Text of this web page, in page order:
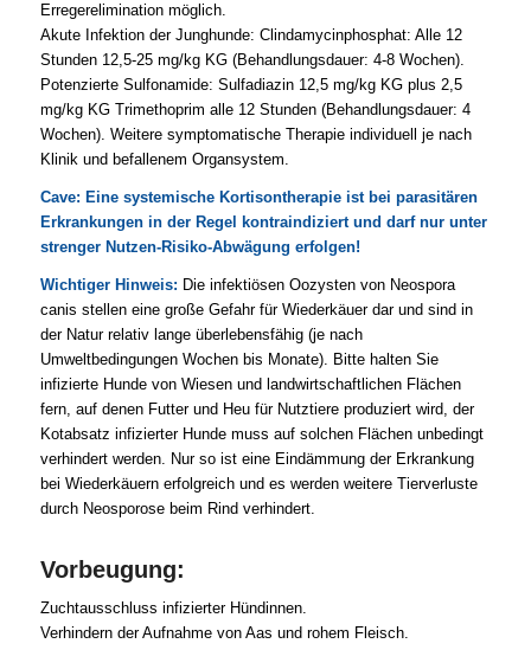
Erregerelimination möglich.
Akute Infektion der Junghunde: Clindamycinphosphat: Alle 12
Stunden 12,5-25 mg/kg KG (Behandlungsdauer: 4-8 Wochen).
Potenzierte Sulfonamide: Sulfadiazin 12,5 mg/kg KG plus 2,5
mg/kg KG Trimethoprim alle 12 Stunden (Behandlungsdauer: 4
Wochen). Weitere symptomatische Therapie individuell je nach
Klinik und befallenem Organsystem.
Cave: Eine systemische Kortisontherapie ist bei parasitären
Erkrankungen in der Regel kontraindiziert und darf nur unter
strenger Nutzen-Risiko-Abwägung erfolgen!
Wichtiger Hinweis: Die infektiösen Oozysten von Neospora
canis stellen eine große Gefahr für Wiederkäuer dar und sind in
der Natur relativ lange überlebensfähig (je nach
Umweltbedingungen Wochen bis Monate). Bitte halten Sie
infizierte Hunde von Wiesen und landwirtschaftlichen Flächen
fern, auf denen Futter und Heu für Nutztiere produziert wird, der
Kotabsatz infizierter Hunde muss auf solchen Flächen unbedingt
verhindert werden. Nur so ist eine Eindämmung der Erkrankung
bei Wiederkäuern erfolgreich und es werden weitere Tierverluste
durch Neosporose beim Rind verhindert.
Vorbeugung:
Zuchtausschluss infizierter Hündinnen.
Verhindern der Aufnahme von Aas und rohem Fleisch.